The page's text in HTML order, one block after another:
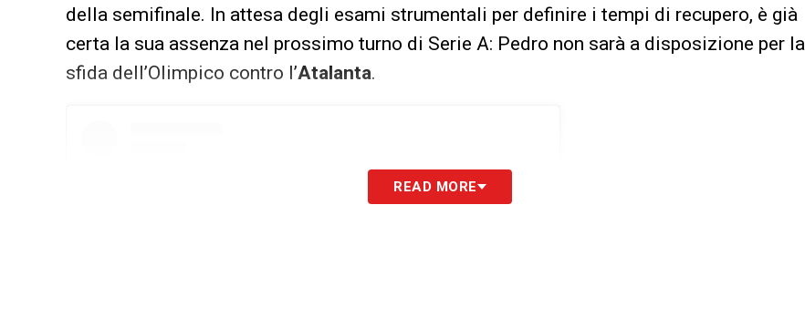
della semifinale. In attesa degli esami strumentali per definire i tempi di recupero, è già
certa la sua assenza nel prossimo turno di Serie A: Pedro non sarà a disposizione per la
sfida dell’Olimpico contro l’Atalanta.
READ MORE